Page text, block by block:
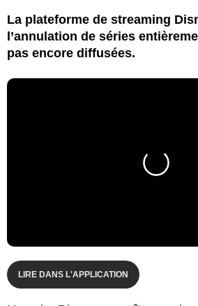
La plateforme de streaming
l’annulation de séries
pas encore diffusées.
LIRE DANS L'APPLICATION